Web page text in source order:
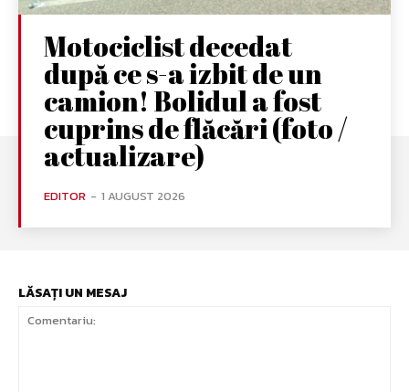
Motociclist decedat
după ce s-a izbit de un
camion! Bolidul a fost
cuprins de flăcări (foto /
actualizare)
EDITOR - 1 AUGUST 2026
LĂSAȚI UN MESAJ